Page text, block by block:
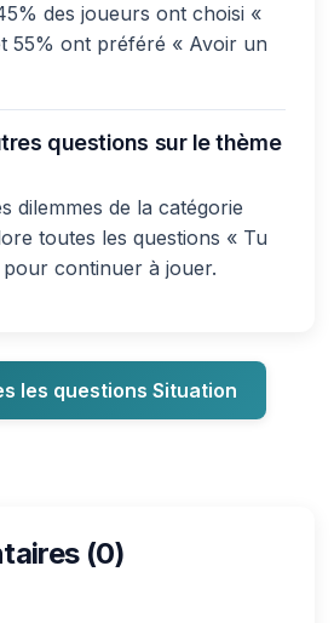
des joueurs ont choisi «
55% ont préféré « Avoir un
questions sur le thème
dilemmes de la catégorie
toutes les questions « Tu
continuer à jouer.
les questions Situation
(0)